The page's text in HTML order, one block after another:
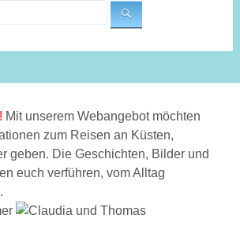
Mit unserem Webangebot möchten
zum Reisen an Küsten,
geben. Die Geschichten, Bilder und
euch verführen, vom Alltag